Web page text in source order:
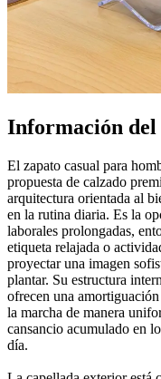
Información
El zapato casual para
propuesta de calzado
arquitectura orientada al
en la rutina diaria. Es la
laborales prolongadas,
etiqueta relajada o
proyectar una imagen
plantar. Su estructura
ofrecen una
la marcha de manera
cansancio acumulado en
día.